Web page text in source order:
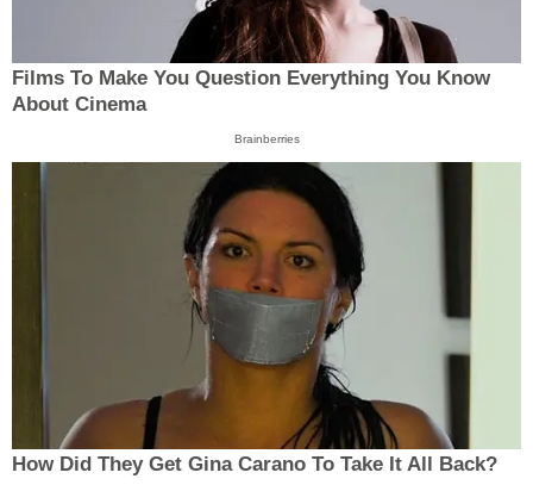
Films To Make You Question Everything You Know
About Cinema
Brainberries
How Did They Get Gina Carano To Take It All Back?